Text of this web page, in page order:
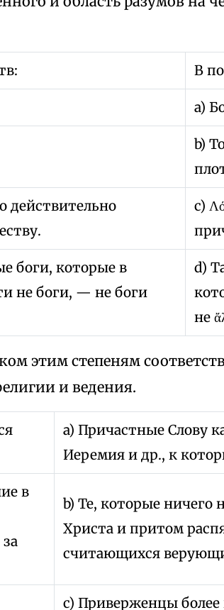
В
a)
b)
действительно
c)
боги, которые в
не боги, — не боги
d)
не
этим степеням
и ведения.
a) Причастные Слову
Иеремия и др., к
в
b) Те, которые ничего
Христа и притом
считающихся
c) Приверженцы